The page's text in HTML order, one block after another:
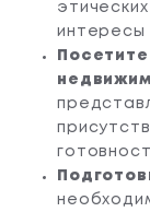
интересы